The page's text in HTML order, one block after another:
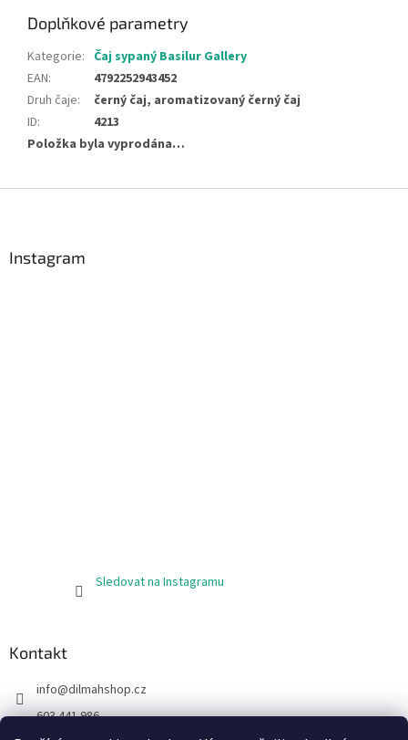
Doplňkové parametry
Kategorie: Čaj sypaný Basilur Gallery
EAN:
4792252943452
Druh čaje:
černý čaj, aromatizovaný černý čaj
ID:
4213
Položka byla vyprodána…
Instagram
Sledovat na Instagramu
Kontakt
info@dilmahshop.cz
603 441 986